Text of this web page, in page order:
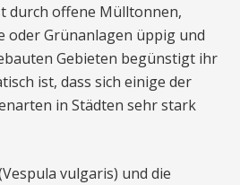
durch offene Mülltonnen,
oder Grünanlagen üppig und
Gebieten begünstigt ihr
ist, dass sich einige der
in Städten sehr stark
vulgaris) und die